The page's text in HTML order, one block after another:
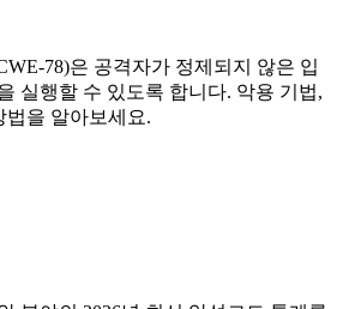
78)은 공격자가 정제되지 않은 입
실행할 수 있도록 합니다. 악용 기법,
법을 알아보세요.